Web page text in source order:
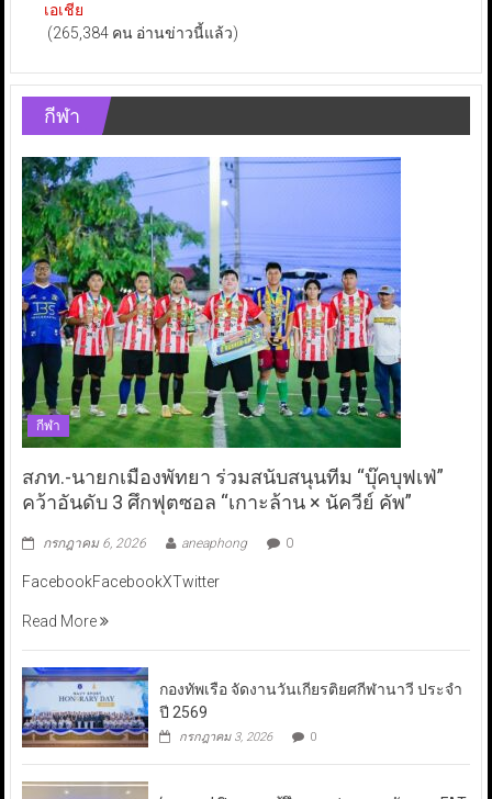
เอเชีย
(265,384 คน อ่านข่าวนี้แล้ว)
กีฬา
กีฬา
สภท.-นายกเมืองพัทยา ร่วมสนับสนุนทีม “บุ๊คบุฟเฟ่”
คว้าอันดับ 3 ศึกฟุตซอล “เกาะล้าน × นัควีย์ คัพ”
กรกฎาคม 6, 2026 aneaphong 0
FacebookFacebookXTwitter
Read More
กองทัพเรือ จัดงานวันเกียรติยศกีฬานาวี ประจำ
ปี 2569
กรกฎาคม 3, 2026 0